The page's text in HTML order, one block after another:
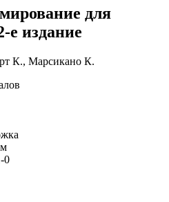
для
е издание
К., Марсикано К.
0